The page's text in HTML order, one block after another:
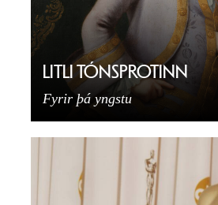
LITLI TÓNSPROTINN
Fyrir þá yngstu